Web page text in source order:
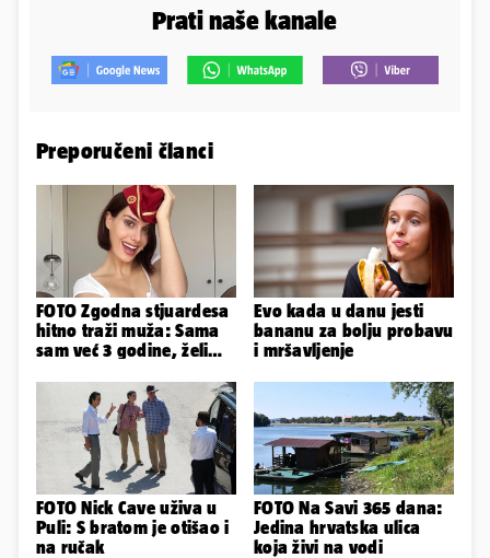
Prati naše kanale
Preporučeni članci
FOTO Zgodna stjuardesa
hitno traži muža: Sama
sam već 3 godine, želim
Evo kada u danu jesti
bananu za bolju probavu
i mršavljenje
FOTO Nick Cave uživa u
Puli: S bratom je otišao i
na ručak
FOTO Na Savi 365 dana:
Jedina hrvatska ulica
koja živi na vodi